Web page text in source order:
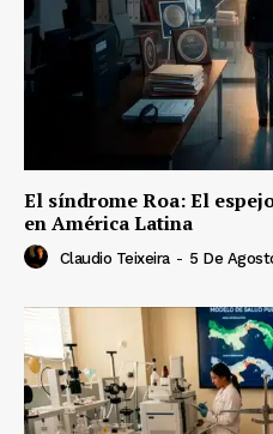
El síndrome Roa: El
en América Latina
Claudio Teixeira - 5 De